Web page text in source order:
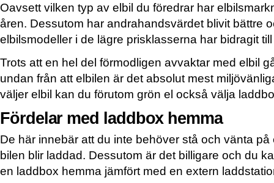
Oavsett vilken typ av elbil du föredrar har
åren. Dessutom har andrahandsvärdet blivit bättre
elbilsmodeller i de lägre prisklasserna har bidragit
Trots att en hel del förmodligen avvaktar med elbil
undan från att elbilen är det absolut mest
väljer elbil kan du förutom grön el också välja
Fördelar med laddbox hemma
De här innebär att du inte behöver stå och vänta
bilen blir laddad. Dessutom är det billigare och du
en laddbox hemma jämfört med en extern